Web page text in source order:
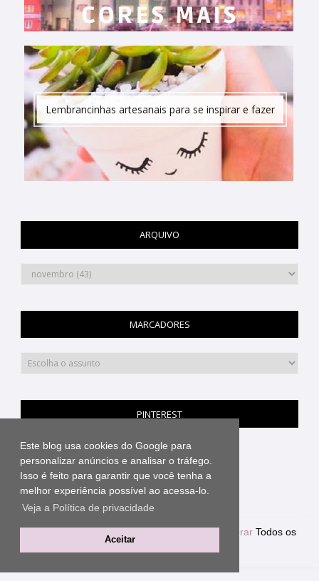
Este blog usa cookies do Google para
personalizar anúncios e analisar o tráfego.
Isso é feito para garantir que você tenha a
melhor experiência possível ao acessa-lo.
Veja a Política de privacidade
Aceitar
Lembrancinhas artesanais para se inspirar e fazer
ARQUIVO
MARCADORES
PINTEREST
Blog de Decoração Reciclar e Decorar Todos os
direitos reservados
Template byElaine Gaspareto